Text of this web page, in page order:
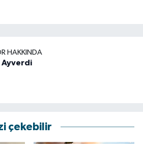
HAKKINDA
Ayverdi
çekebilir